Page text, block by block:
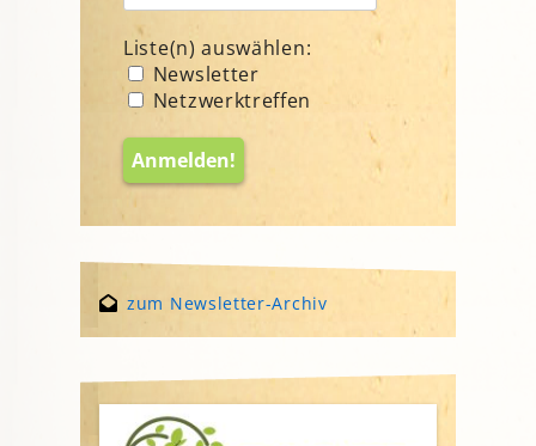
Liste(n) auswählen:
Newsletter
Netzwerktreffen
zum Newsletter-Archiv